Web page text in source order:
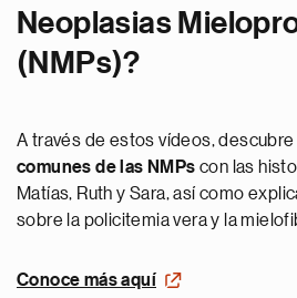
Neoplasias
(NMPs)?
A través de estos vídeos, descubre
comunes de las NMPs con las
Matías, Ruth y Sara, así como
sobre la policitemia vera y la
Conoce más aquí